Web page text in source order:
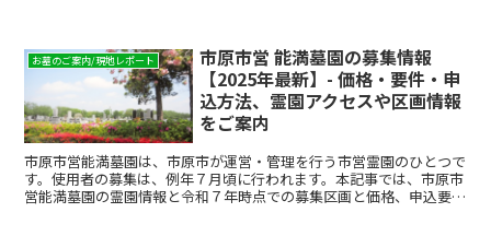
お墓のご案内/現地レポート
市原市営 能満墓園の募集情報
【2025年最新】- 価格・要件・申
込方法、霊園アクセスや区画情報
をご案内
市原市営能満墓園は、市原市が運営・管理を行う市営霊園のひとつで
す。使用者の募集は、例年７月頃に行われます。本記事では、市原市
営能満墓園の霊園情報と令和７年時点での募集区画と価格、申込要